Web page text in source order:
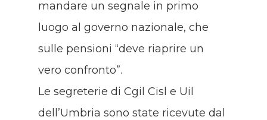
mandare un segnale in primo
luogo al governo nazionale, che
sulle pensioni “deve riaprire un
vero confronto”.
Le segreterie di Cgil Cisl e Uil
dell’Umbria sono state ricevute dal